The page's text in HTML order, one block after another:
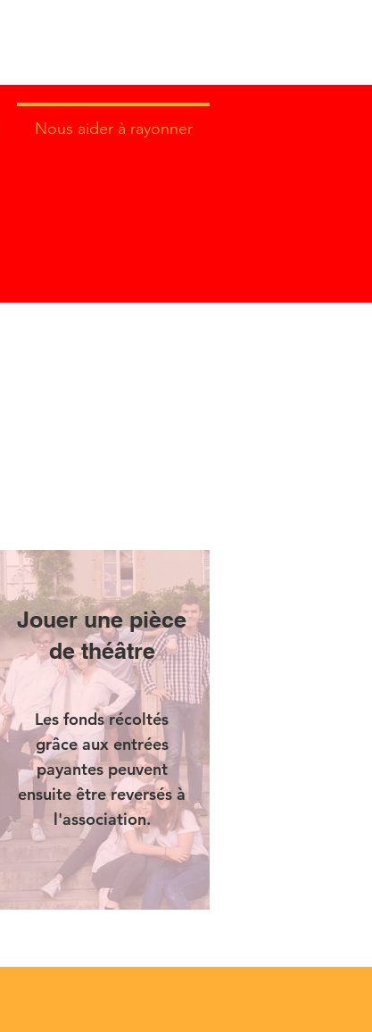
Nous aider à rayonner
Jouer une pièce
de théâtre
Les fonds récoltés
grâce aux entrées
payantes peuvent
ensuite être reversés à
l'association.